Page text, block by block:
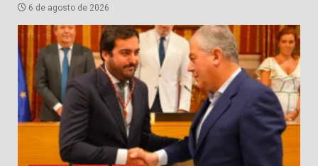
6 de agosto de 2026